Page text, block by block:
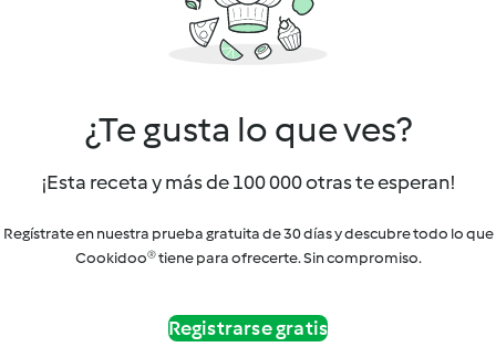
¿Te gusta lo que ves?
¡Esta receta y más de 100 000 otras te esperan!
Regístrate en nuestra prueba gratuita de 30 días y descubre todo lo que
Cookidoo® tiene para ofrecerte. Sin compromiso.
Registrarse gratis